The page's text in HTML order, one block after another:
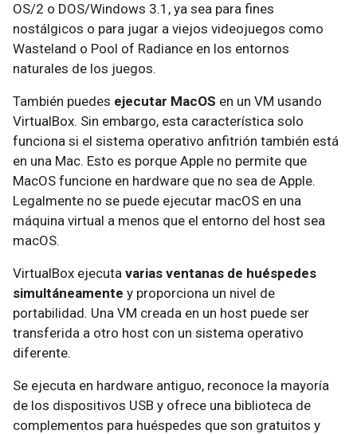
OS/2 o DOS/Windows 3.1, ya sea para fines
nostálgicos o para jugar a viejos videojuegos como
Wasteland o Pool of Radiance en los entornos
naturales de los juegos.
También puedes ejecutar MacOS en un VM usando
VirtualBox. Sin embargo, esta característica solo
funciona si el sistema operativo anfitrión también está
en una Mac. Esto es porque Apple no permite que
MacOS funcione en hardware que no sea de Apple.
Legalmente no se puede ejecutar macOS en una
máquina virtual a menos que el entorno del host sea
macOS.
VirtualBox ejecuta varias ventanas de huéspedes
simultáneamente y proporciona un nivel de
portabilidad. Una VM creada en un host puede ser
transferida a otro host con un sistema operativo
diferente.
Se ejecuta en hardware antiguo, reconoce la mayoría
de los dispositivos USB y ofrece una biblioteca de
complementos para huéspedes que son gratuitos y